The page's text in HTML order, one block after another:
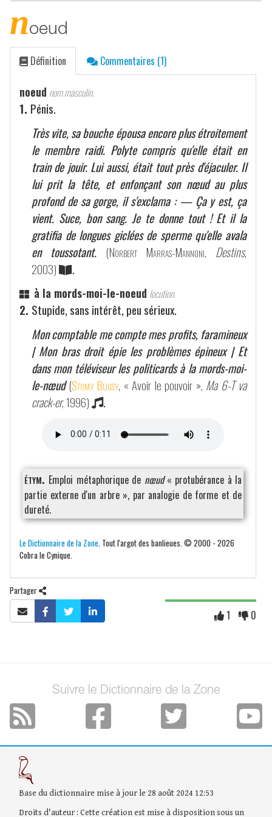
noeud
Définition Commentaires (1)
noeud nom masculin.
1. Pénis.
Très vite, sa bouche épousa encore plus étroitement
le membre raidi. Polyte compris qu'elle était en
train de jouir. Lui aussi, était tout près d'éjaculer. Il
lui prit la tête, et enfonçant son nœud au plus
profond de sa gorge, il s'exclama : — Ça y est, ça
vient. Suce, bon sang. Je te donne tout ! Et il la
gratifia de longues giclées de sperme qu'elle avala
en toussotant. (Norbert Marras-Mannoni, Destins,
2003)
.
à la mords-moi-le-noeud locution.
2. Stupide, sans intérêt, peu sérieux.
Mon comptable me compte mes profits, faramineux
| Mon bras droit épie les problèmes épineux | Et
dans mon téléviseur les politicards à la mords-moi-
le-nœud (Stomy Bugsy, « Avoir le pouvoir », Ma 6-T va
crack-er, 1996) .
étym. Emploi métaphorique de nœud« protubérance à la
partie externe d'un arbre », par analogie de forme et de
dureté.
Le Dictionnaire de la Zone . Tout l'argot des banlieues. © 2000 - 2026
Cobra le Cynique.
Partager
1 0
Suivre le Dictionnaire de la Zone
Base du dictionnaire mise à jour le 28 août 2024 12:53
Droits d'auteur : Cette création est mise à disposition sous un